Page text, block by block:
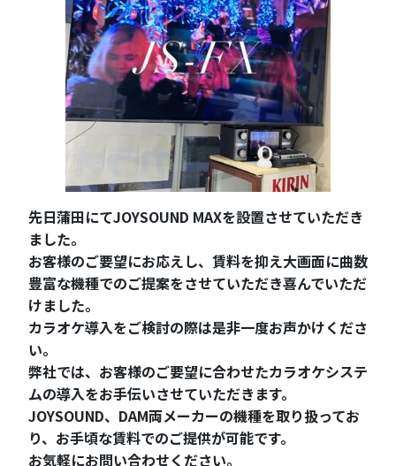
先日蒲田にてJOYSOUND MAXを設置させていただき
ました。
お客様のご要望にお応えし、賃料を抑え大画面に曲数
豊富な機種でのご提案をさせていただき喜んでいただ
けました。
カラオケ導入をご検討の際は是非一度お声かけくださ
い。
弊社では、お客様のご要望に合わせたカラオケシステ
ムの導入をお手伝いさせていただきます。
JOYSOUND、DAM両メーカーの機種を取り扱ってお
り、お手頃な賃料でのご提供が可能です。
お気軽にお問い合わせください。